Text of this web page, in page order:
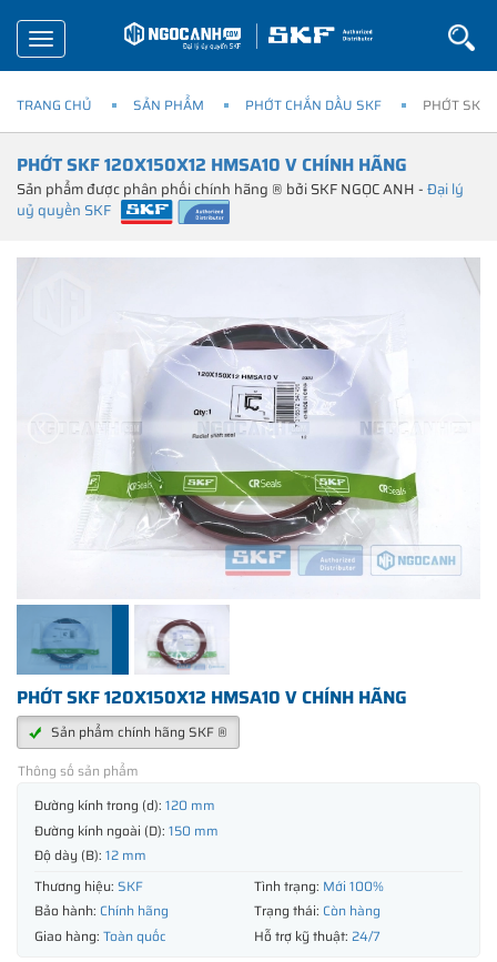
Toggle
navigation
TRANG CHỦ SẢN PHẨM PHỚT CHẮN DẦU SKF PHỚT SKF
PHỚT SKF 120X150X12 HMSA10 V CHÍNH HÃNG
Sản phẩm được phân phối chính hãng ® bởi SKF NGỌC ANH -Đại lý
uỷ quyền SKF
PHỚT SKF 120X150X12 HMSA10 V CHÍNH HÃNG
Sản phẩm chính hãng SKF ®
Thông số sản phẩm
Đường kính trong (d): 120 mm
Đường kính ngoài (D): 150 mm
Độ dày (B): 12 mm
Thương hiệu: SKF Tình trạng: Mới 100%
Bảo hành: Chính hãng Trạng thái: Còn hàng
Giao hàng: Toàn quốc Hỗ trợ kỹ thuật: 24/7